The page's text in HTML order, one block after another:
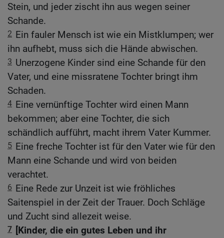
Stein, und jeder zischt ihn aus wegen seiner
Schande.
2 Ein fauler Mensch ist wie ein Mistklumpen; wer
ihn aufhebt, muss sich die Hände abwischen.
3 Unerzogene Kinder sind eine Schande für den
Vater, und eine missratene Tochter bringt ihm
Schaden.
4 Eine vernünftige Tochter wird einen Mann
bekommen; aber eine Tochter, die sich
schändlich aufführt, macht ihrem Vater Kummer.
5 Eine freche Tochter ist für den Vater wie für den
Mann eine Schande und wird von beiden
verachtet.
6 Eine Rede zur Unzeit ist wie fröhliches
Saitenspiel in der Zeit der Trauer. Doch Schläge
und Zucht sind allezeit weise.
7 [Kinder, die ein gutes Leben und ihr